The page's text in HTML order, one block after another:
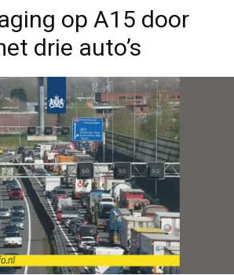
op A15 door
drie auto’s